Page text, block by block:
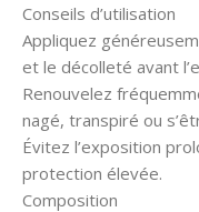
Conseils d’utilisation
Appliquez
et le décolleté avant
Renouvelez
nagé, transpiré ou
Évitez l’exposition
protection élevée.
Composition